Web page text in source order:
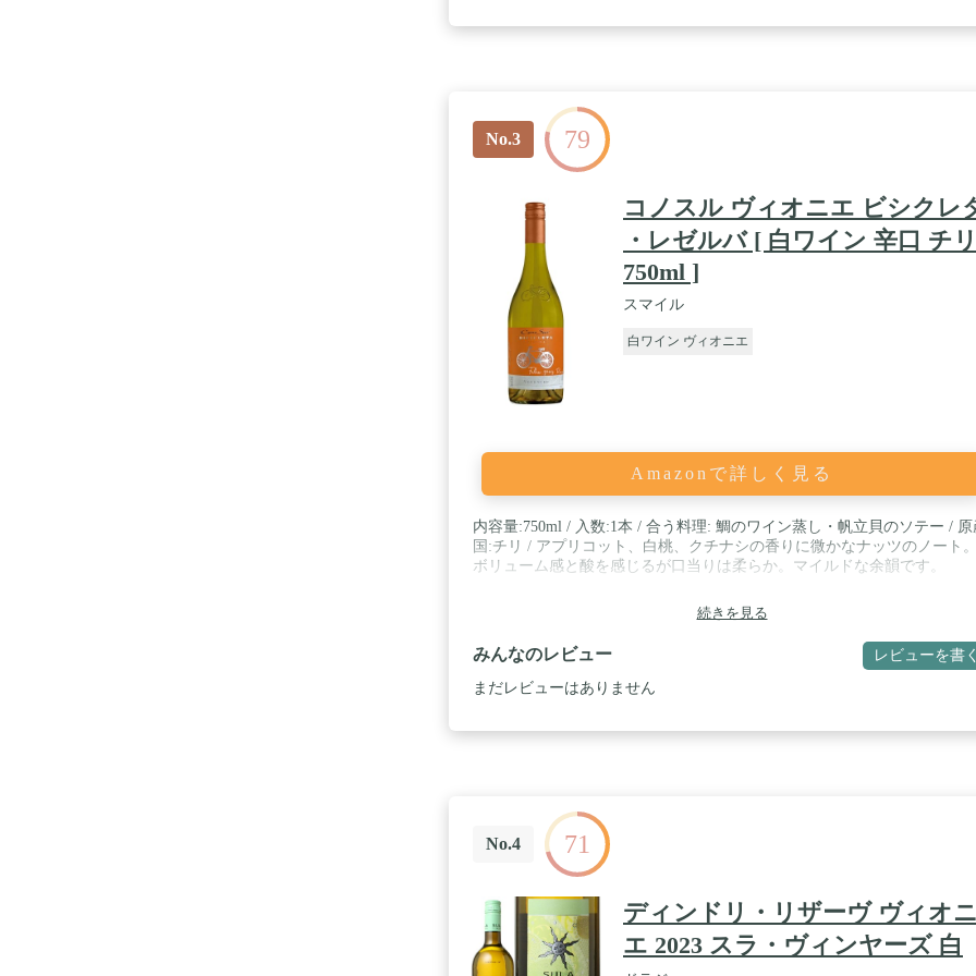
No.3 79
コノスル ヴィオニエ ビシクレ
・レゼルバ [ 白ワイン 辛口 チ
750ml ]
スマイル
白ワイン ヴィオニエ
Amazonで詳しく見る
内容量:750ml / 入数:1本 / 合う料理: 鯛のワイン蒸し・帆立貝のソテー / 原
国:チリ / アプリコット、白桃、クチナシの香りに微かなナッツのノート
ボリューム感と酸を感じるが口当りは柔らか。マイルドな余韻です。
続きを見る
みんなのレビュー レビューを書
まだレビューはありません
No.4 71
ディンドリ・リザーヴ ヴィオ
エ 2023 スラ・ヴィンヤーズ 白